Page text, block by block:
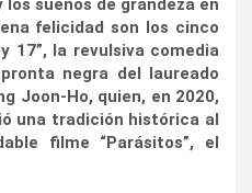
sueños de grandeza en
felicidad son los cinco
17”, la revulsiva comedia
negra del laureado
Joon-Ho, quien, en 2020,
una tradición histórica al
filme “Parásitos”, el